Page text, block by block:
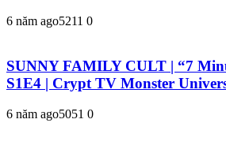
6 năm ago5211 0
SUNNY FAMILY CULT | “7
S1E4 | Crypt TV Monster
6 năm ago5051 0